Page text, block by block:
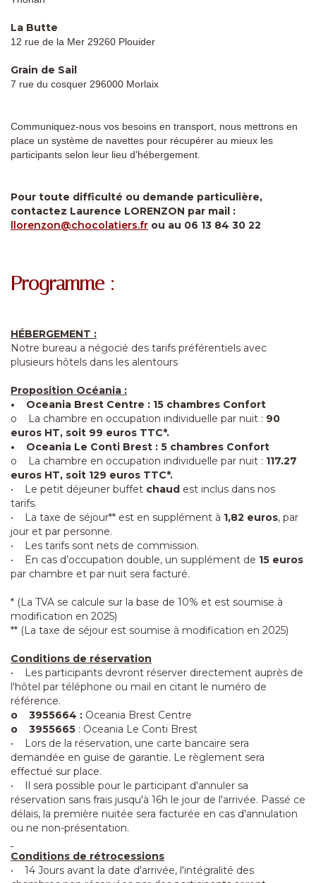
La Butte
12 rue de la Mer 29260 Plouider
Grain de Sail
7 rue du cosquer 296000 Morlaix
Communiquez-nous vos besoins en transport, nous mettrons en
place un système de navettes pour récupérer au mieux les
participants selon leur lieu d'hébergement.
Pour toute difficulté ou demande particulière,
contactez Laurence LORENZON par mail :
llorenzon@chocolatiers.fr ou au 06 13 84 30 22
Programme :
HÉBERGEMENT :
Notre bureau a négocié des tarifs préférentiels avec
plusieurs hôtels dans les alentours
Proposition Océania :
• Oceania Brest Centre : 15 chambres Confort
o La chambre en occupation individuelle par nuit : 90
euros HT, soit 99 euros TTC*.
• Oceania Le Conti Brest : 5 chambres Confort
o La chambre en occupation individuelle par nuit : 117.27
euros HT, soit 129 euros TTC*.
• Le petit déjeuner buffet chaud est inclus dans nos
tarifs.
• La taxe de séjour** est en supplément à 1,82 euros, par
jour et par personne.
• Les tarifs sont nets de commission.
• En cas d’occupation double, un supplément de 15 euros
par chambre et par nuit sera facturé.
* (La TVA se calcule sur la base de 10% et est soumise à
modification en 2025)
** (La taxe de séjour est soumise à modification en 2025)
Conditions de réservation
• Les participants devront réserver directement auprès de
l'hôtel par téléphone ou mail en citant le numéro de
référence.
o 3955664 : Oceania Brest Centre
o 3955665 : Oceania Le Conti Brest
• Lors de la réservation, une carte bancaire sera
demandée en guise de garantie. Le règlement sera
effectué sur place.
• Il sera possible pour le participant d'annuler sa
réservation sans frais jusqu'à 16h le jour de l'arrivée. Passé ce
délais, la première nuitée sera facturée en cas d'annulation
ou ne non-présentation.
Conditions de rétrocessions
• 14 Jours avant la date d'arrivée, l'intégralité des